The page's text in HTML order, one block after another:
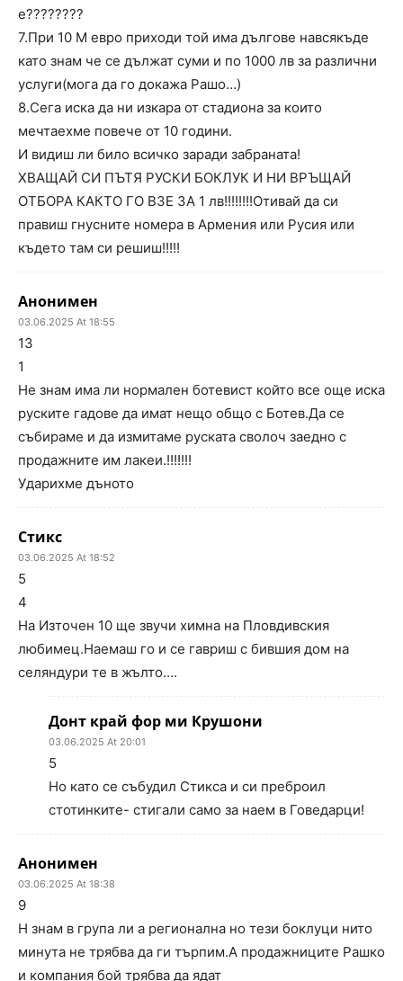
е????????
7.При 10 М евро приходи той има дългове навсякъде
като знам че се дължат суми и по 1000 лв за различни
услуги(мога да го докажа Рашо…)
8.Сега иска да ни изкара от стадиона за които
мечтаехме повече от 10 години.
И видиш ли било всичко заради забраната!
ХВАЩАЙ СИ ПЪТЯ РУСКИ БОКЛУК И НИ ВРЪЩАЙ
ОТБОРА КАКТО ГО ВЗЕ ЗА 1 лв!!!!!!!!Отивай да си
правиш гнусните номера в Армения или Русия или
където там си решиш!!!!!
Анонимен
03.06.2025 At 18:55
13
1
Не знам има ли нормален ботевист който все още иска
руските гадове да имат нещо общо с Ботев.Да се
събираме и да измитаме руската сволоч заедно с
продажните им лакеи.!!!!!!!
Ударихме дъното
Стикс
03.06.2025 At 18:52
5
4
На Източен 10 ще звучи химна на Пловдивския
любимец.Наемаш го и се гавриш с бившия дом на
селяндури те в жълто….
Донт край фор ми Крушони
03.06.2025 At 20:01
5
Но като се събудил Стикса и си преброил
стотинките- стигали само за наем в Говедарци!
Анонимен
03.06.2025 At 18:38
9
Н знам в група ли а регионална но тези боклуци нито
минута не трябва да ги търпим.А продажниците Рашко
и компания бой трябва да ядат